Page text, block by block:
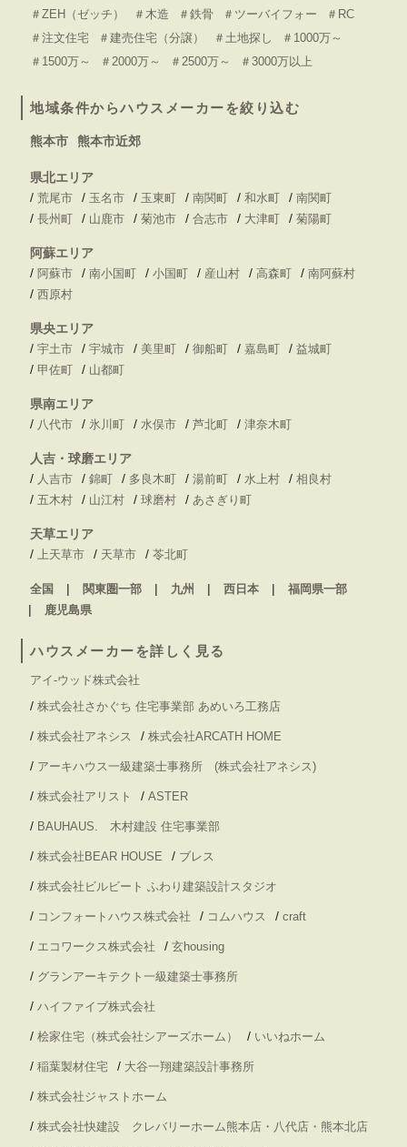
＃ZEH（ゼッチ）
＃木造 ＃鉄骨 ＃ツーバイフォー
＃RC
＃注文住宅
＃建売住宅（分譲） ＃土地探し
＃1000万～
＃1500万～
＃2000万～ ＃2500万～ ＃3000万以上
地域条件からハウスメーカーを絞り込む
熊本市 熊本市近郊
県北エリア
/ 荒尾市 / 玉名市 / 玉東町 / 南関町 / 和水町 / 南関町
/ 長州町 / 山鹿市 / 菊池市 / 合志市 / 大津町 / 菊陽町
阿蘇エリア
/ 阿蘇市 / 南小国町 / 小国町 / 産山村 / 高森町 / 南阿蘇村
/ 西原村
県央エリア
/ 宇土市 / 宇城市 / 美里町 / 御船町 / 嘉島町 / 益城町
/ 甲佐町 / 山都町
県南エリア
/ 八代市 / 氷川町 / 水俣市 / 芦北町 / 津奈木町
人吉・球磨エリア
/ 人吉市 / 錦町 / 多良木町 / 湯前町 / 水上村 / 相良村
/ 五木村 / 山江村 / 球磨村 / あさぎり町
天草エリア
/
上天草市 / 天草市 / 苓北町
全国 関東圏一部 九州 西日本
福岡県一部
鹿児島県
ハウスメーカーを詳しく見る
アイ-ウッド株式会社
/ 株式会社さかぐち 住宅事業部 あめいろ工務店
/ 株式会社アネシス / 株式会社ARCATH HOME
/ アーキハウス一級建築士事務所 (株式会社アネシス)
/ 株式会社アリスト / ASTER
/ BAUHAUS. 木村建設 住宅事業部
/ 株式会社BEAR HOUSE / ブレス
/ 株式会社ビルビート ふわり建築設計スタジオ
/ コンフォートハウス株式会社 / コムハウス / craft
/ エコワークス株式会社 / 玄housing
/ グランアーキテクト一級建築士事務所
/ ハイファイブ株式会社
/ 桧家住宅（株式会社シアーズホーム） / いいねホーム
/ 稲葉製材住宅 / 大谷一翔建築設計事務所
/ 株式会社ジャストホーム
/ 株式会社快建設 クレバリーホーム熊本店・八代店・熊本北店